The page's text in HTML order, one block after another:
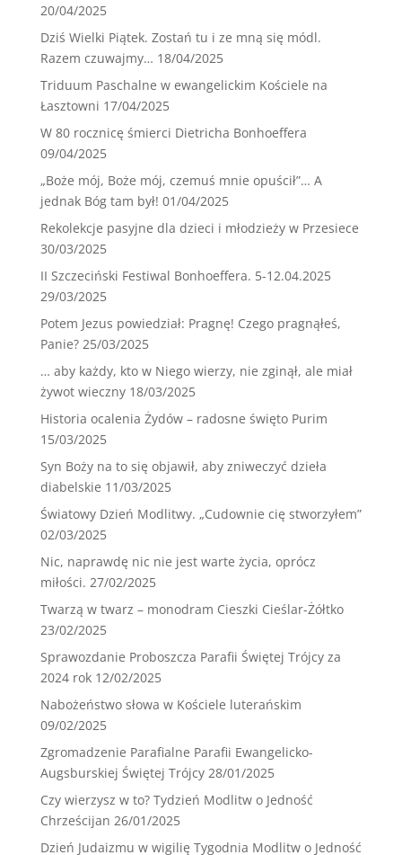
20/04/2025
Dziś Wielki Piątek. Zostań tu i ze mną się módl.
Razem czuwajmy… 18/04/2025
Triduum Paschalne w ewangelickim Kościele na
Łasztowni 17/04/2025
W 80 rocznicę śmierci Dietricha Bonhoeffera
09/04/2025
„Boże mój, Boże mój, czemuś mnie opuścił”… A
jednak Bóg tam był! 01/04/2025
Rekolekcje pasyjne dla dzieci i młodzieży w Przesiece
30/03/2025
II Szczeciński Festiwal Bonhoeffera. 5-12.04.2025
29/03/2025
Potem Jezus powiedział: Pragnę! Czego pragnąłeś,
Panie? 25/03/2025
… aby każdy, kto w Niego wierzy, nie zginął, ale miał
żywot wieczny 18/03/2025
Historia ocalenia Żydów – radosne święto Purim
15/03/2025
Syn Boży na to się objawił, aby zniweczyć dzieła
diabelskie 11/03/2025
Światowy Dzień Modlitwy. „Cudownie cię stworzyłem”
02/03/2025
Nic, naprawdę nic nie jest warte życia, oprócz
miłości. 27/02/2025
Twarzą w twarz – monodram Cieszki Cieślar-Żółtko
23/02/2025
Sprawozdanie Proboszcza Parafii Świętej Trójcy za
2024 rok 12/02/2025
Nabożeństwo słowa w Kościele luterańskim
09/02/2025
Zgromadzenie Parafialne Parafii Ewangelicko-
Augsburskiej Świętej Trójcy 28/01/2025
Czy wierzysz w to? Tydzień Modlitw o Jedność
Chrześcijan 26/01/2025
Dzień Judaizmu w wigilię Tygodnia Modlitw o Jedność